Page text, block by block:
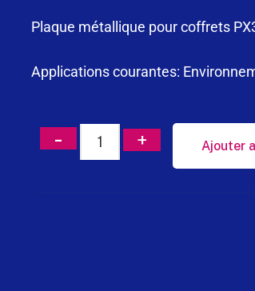
Plaque métallique pour coffrets
Applications courantes:
Ajouter